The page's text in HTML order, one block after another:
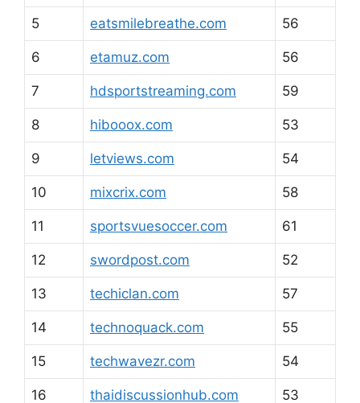
5 eatsmilebreathe.com 56
6 etamuz.com 56
7 hdsportstreaming.com 59
8 hibooox.com 53
9 letviews.com 54
10 mixcrix.com 58
11 sportsvuesoccer.com 61
12 swordpost.com 52
13 techiclan.com 57
14 technoquack.com 55
15 techwavezr.com 54
16 thaidiscussionhub.com 53